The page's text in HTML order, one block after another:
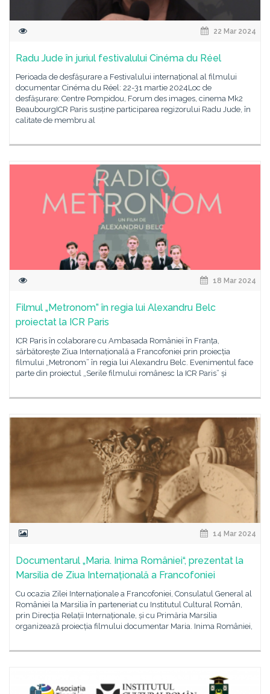
22 Mar 2024
Radu Jude în juriul festivalului Cinéma du Réel
Perioada de desfășurare a Festivalului internațional al filmului
documentar Cinéma du Réel: 22-31 martie 2024Loc de
desfășurare: Centre Pompidou, Forum des images, cinema Mk2
BeaubourgICR Paris susține participarea regizorului Radu Jude, în
calitate de membru al
18 Mar 2024
Filmul „Metronom” în regia lui Alexandru Belc
proiectat la ICR Paris
ICR Paris în colaborare cu Ambasada României în Franța,
sărbătorește Ziua Internațională a Francofoniei prin proiecția
filmului „Metronom” în regia lui Alexandru Belc. Evenimentul face
parte din proiectul „Serile filmului românesc la ICR Paris” și
14 Mar 2024
Documentarul „Maria. Inima României“, prezentat la
Marsilia de Ziua Internațională a Francofoniei
Cu ocazia Zilei Internaționale a Francofoniei, Consulatul General al
României la Marsilia în parteneriat cu Institutul Cultural Român,
prin Direcția Relații Internaționale, și cu Primăria Marsilia
organizează proiecția filmului documentar Maria. Inima României,